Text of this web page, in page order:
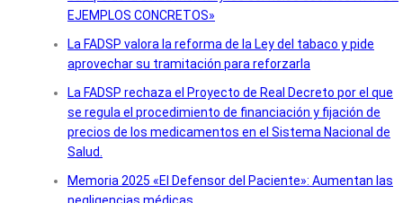
EJEMPLOS CONCRETOS»
La FADSP valora la reforma de la Ley del tabaco y pide
aprovechar su tramitación para reforzarla
La FADSP rechaza el Proyecto de Real Decreto por el que
se regula el procedimiento de financiación y fijación de
precios de los medicamentos en el Sistema Nacional de
Salud.
Memoria 2025 «El Defensor del Paciente»: Aumentan las
negligencias médicas